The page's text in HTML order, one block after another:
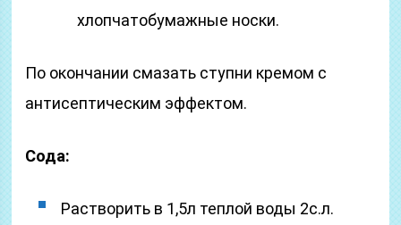
хлопчатобумажные носки.
По окончании смазать ступни кремом с
антисептическим эффектом.
Сода:
Растворить в 1,5л теплой воды 2с.л.